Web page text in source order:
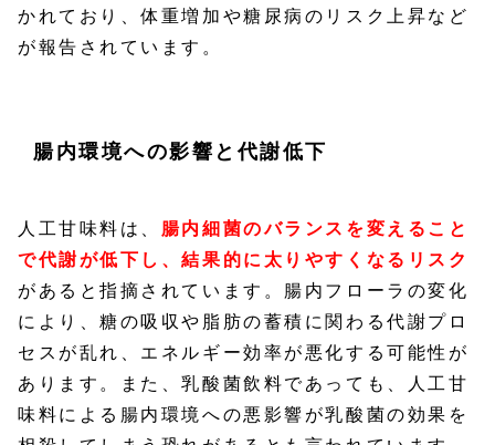
かれており、体重増加や糖尿病のリスク上昇など
が報告されています。
腸内環境への影響と代謝低下
人工甘味料は、 腸内細菌のバランスを変えること
で代謝が低下し、結果的に太りやすくなるリスク
があると指摘されています。腸内フローラの変化
により、糖の吸収や脂肪の蓄積に関わる代謝プロ
セスが乱れ、エネルギー効率が悪化する可能性が
あります。また、乳酸菌飲料であっても、人工甘
味料による腸内環境への悪影響が乳酸菌の効果を